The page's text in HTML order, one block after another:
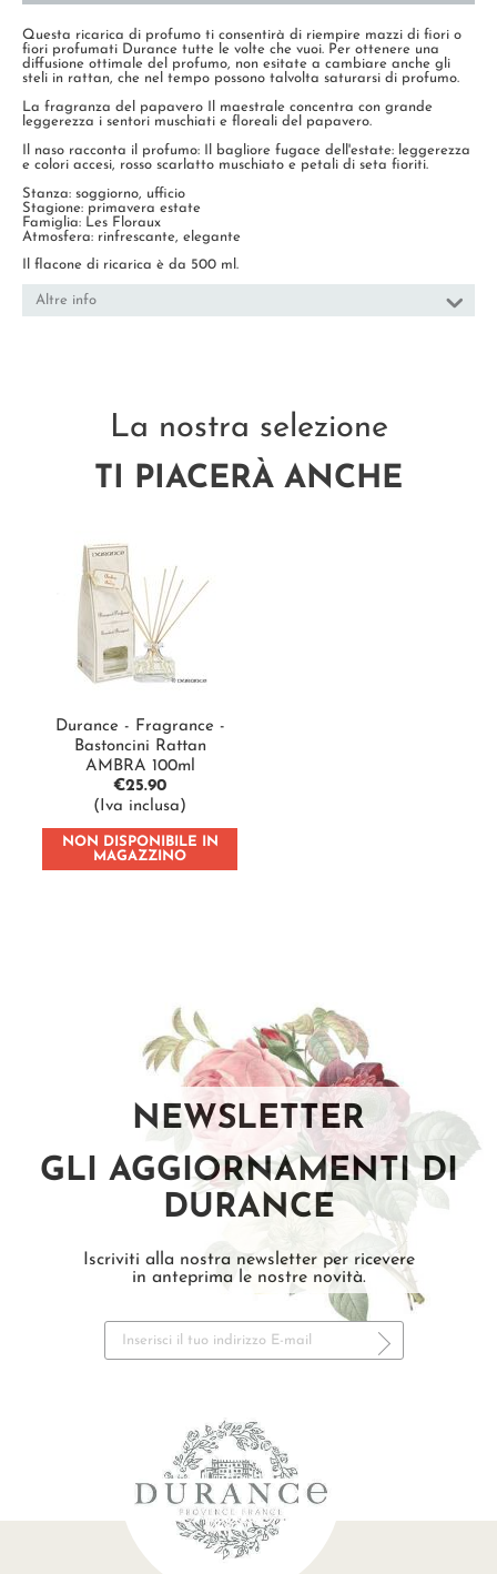
Questa ricarica di profumo ti consentirà di riempire mazzi di fiori o
fiori profumati Durance tutte le volte che vuoi. Per ottenere una
diffusione ottimale del profumo, non esitate a cambiare anche gli
steli in rattan, che nel tempo possono talvolta saturarsi di profumo.
La fragranza del papavero Il maestrale concentra con grande
leggerezza i sentori muschiati e floreali del papavero.
Il naso racconta il profumo: Il bagliore fugace dell'estate: leggerezza
e colori accesi, rosso scarlatto muschiato e petali di seta fioriti.
Stanza: soggiorno, ufficio
Stagione: primavera estate
Famiglia: Les Floraux
Atmosfera: rinfrescante, elegante
Il flacone di ricarica è da 500 ml.
Altre info
La nostra selezione
TI PIACERÀ ANCHE
Durance - Fragrance -
Bastoncini Rattan
AMBRA 100ml
€25.90
(Iva inclusa)
NON DISPONIBILE IN
MAGAZZINO
NEWSLETTER
GLI AGGIORNAMENTI DI
DURANCE
Iscriviti alla nostra newsletter per ricevere
in anteprima le nostre novità.